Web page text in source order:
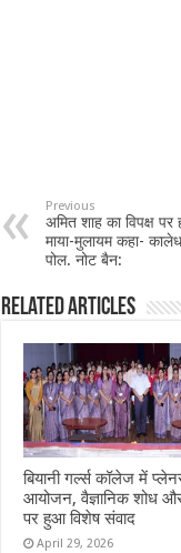
Previous
अमित शाह का विपक्ष पर
माया-मुलायम कहा-
पोल. नोट बैन:
Related Articles
बियानी गर्ल्स कॉलेज में
आयोजन, वैज्ञानिक शोध
पर हुआ विशेष संवाद
April 29, 2026